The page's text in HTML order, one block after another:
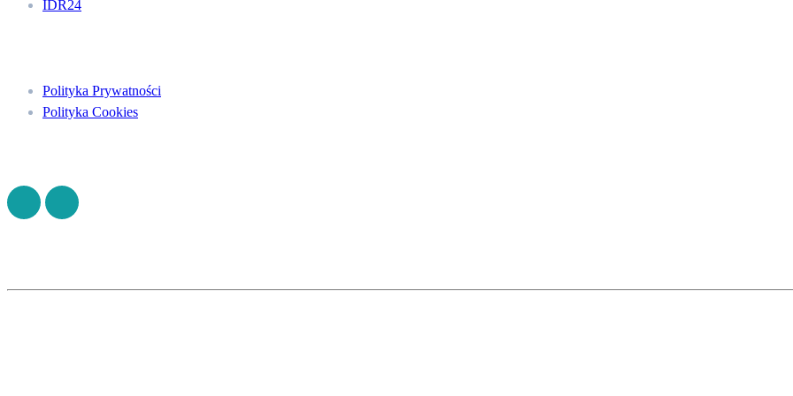
IDR24
Polityka Prywatności
Polityka Cookies